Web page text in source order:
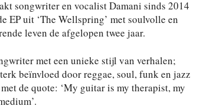
songwriter en vocalist Damani sinds 2014
EP uit ‘The Wellspring’ met soulvolle en
leven de afgelopen twee jaar.
met een unieke stijl van verhalen;
beïnvloed door reggae, soul, funk en jazz
de quote: ‘My guitar is my therapist, my